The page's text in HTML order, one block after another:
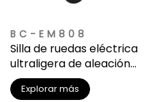
BC-EM808
Silla de ruedas eléctrica
ultraligera de aleación
de magnesio
Explorar más